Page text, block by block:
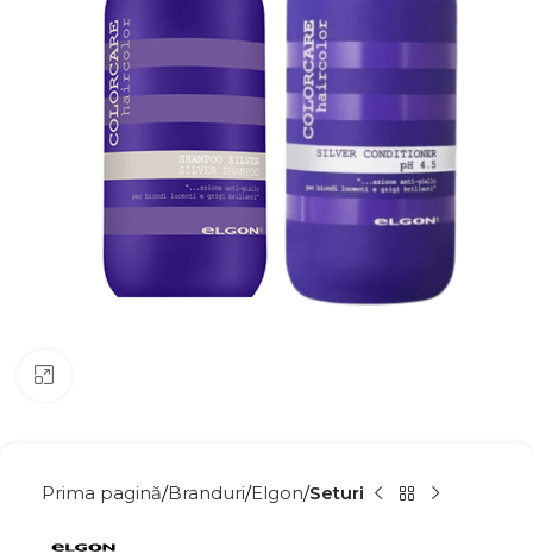
Prima pagină Branduri Elgon Seturi